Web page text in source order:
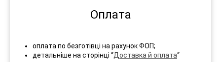
Оплата
оплата по безготівці на рахунок ФОП;
детальніше на сторінці “Доставка й оплата“